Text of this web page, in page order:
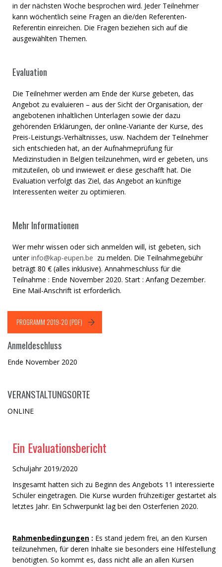
in der nächsten Woche besprochen wird. Jeder Teilnehmer
kann wöchentlich seine Fragen an die/den Referenten-
Referentin einreichen. Die Fragen beziehen sich auf die
ausgewählten Themen.
Evaluation
Die Teilnehmer werden am Ende der Kurse gebeten, das
Angebot zu evaluieren – aus der Sicht der Organisation, der
angebotenen inhaltlichen Unterlagen sowie der dazu
gehörenden Erklärungen, der online-Variante der Kurse, des
Preis-Leistungs-Verhältnisses, usw. Nachdem der Teilnehmer
sich entschieden hat, an der Aufnahmeprüfung für
Medizinstudien in Belgien teilzunehmen, wird er gebeten, uns
mitzuteilen, ob und inwieweit er diese geschafft hat. Die
Evaluation verfolgt das Ziel, das Angebot an künftige
Interessenten weiter zu optimieren.
Mehr Informationen
Wer mehr wissen oder sich anmelden will, ist gebeten, sich
unterinfo@kap-eupen.be zu melden. Die Teilnahmegebühr
beträgt 80 € (alles inklusive). Annahmeschluss für die
Teilnahme : Ende November 2020. Start : Anfang Dezember.
Eine Mail-Anschrift ist erforderlich.
PROGRAMM 2019-20 (PDF)
Anmeldeschluss
Ende November 2020
VERANSTALTUNGSORTE
ONLINE
Ein Evaluationsbericht
Schuljahr 2019/2020
Insgesamt hatten sich zu Beginn des Angebots 11 interessierte
Schüler eingetragen. Die Kurse wurden frühzeitiger gestartet als
letztes Jahr. Ein Schwerpunkt lag bei den Osterferien 2020.
Rahmenbedingungen : Es stand jedem frei, an den Kursen
teilzunehmen, für deren Inhalte sie besonders eine Hilfestellung
benötigten. So kommt es, dass nicht alle an allen Kursen